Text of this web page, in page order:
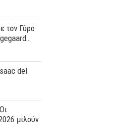
τον Γύρο
del
μιλούν